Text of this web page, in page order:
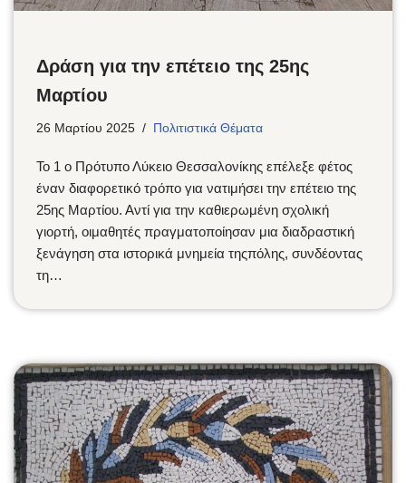
Δράση για την επέτειο της 25ης
Μαρτίου
26 Μαρτίου 2025 Πολιτιστικά Θέματα
Το 1 ο Πρότυπο Λύκειο Θεσσαλονίκης επέλεξε φέτος
έναν διαφορετικό τρόπο για νατιμήσει την επέτειο της
25ης Μαρτίου. Αντί για την καθιερωμένη σχολική
γιορτή, οιμαθητές πραγματοποίησαν μια διαδραστική
ξενάγηση στα ιστορικά μνημεία τηςπόλης, συνδέοντας
τη…